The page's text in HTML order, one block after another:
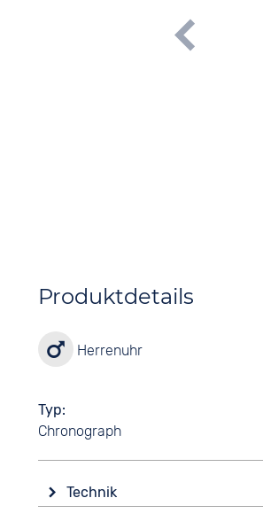
Produktdetails
Herrenuhr
Typ
Chronograph
Technik